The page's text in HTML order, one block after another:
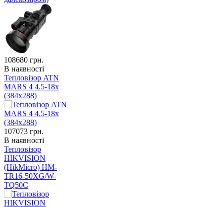
108680 грн.
В наявності
Тепловізор ATN
MARS 4 4.5-18x
(384x288)
107073 грн.
В наявності
Тепловізор
HIKVISION
(HikMicro) HM-
TR16-50XG/W-
TQ50C